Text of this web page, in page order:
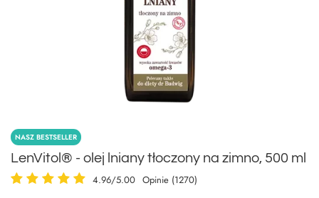
NASZ BESTSELLER
LenVitol® - olej lniany tłoczony na zimno, 500 ml
4.96/5.00 Opinie (1270)